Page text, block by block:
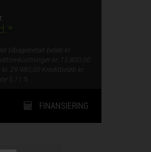
tilbagebetalt beløb kr.
kr.
15.800,00
29.980,00 Kreditbeløb kr.
5,11 %
FINANSIERING